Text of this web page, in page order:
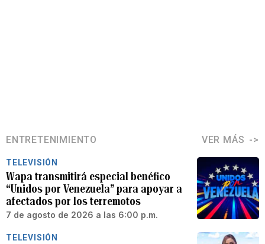
ENTRETENIMIENTO VER MÁS
TELEVISIÓN
Wapa transmitirá especial benéfico
“Unidos por Venezuela” para apoyar a
afectados por los terremotos
7 de agosto de 2026 a las 6:00 p.m.
TELEVISIÓN